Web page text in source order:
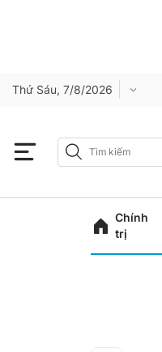
Thứ Sáu, 7/8/2026
Chính
trị